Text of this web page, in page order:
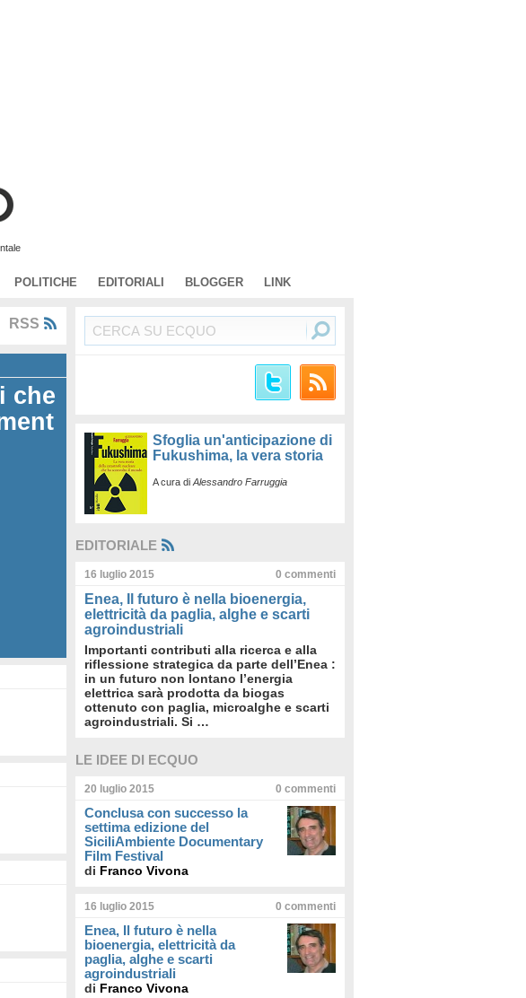
POLITICHE EDITORIALI BLOGGER LINK
RSS
che
Sfoglia un'anticipazione di
Fukushima, la vera storia
A cura di Alessandro Farruggia
EDITORIALE
16 luglio 2015 0 commenti
Enea, Il futuro è nella bioenergia,
elettricità da paglia, alghe e scarti
agroindustriali
Importanti contributi alla ricerca e alla
riflessione strategica da parte dell’Enea :
in un futuro non lontano l’energia
elettrica sarà prodotta da biogas
ottenuto con paglia, microalghe e scarti
agroindustriali. Si …
LE IDEE DI ECQUO
20 luglio 2015 0 commenti
Conclusa con successo la
settima edizione del
SiciliAmbiente Documentary
Film Festival
di Franco Vivona
16 luglio 2015 0 commenti
Enea, Il futuro è nella
bioenergia, elettricità da
paglia, alghe e scarti
agroindustriali
di Franco Vivona